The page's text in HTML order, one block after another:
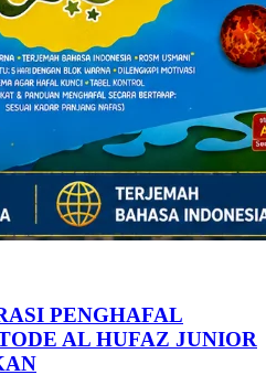
PENGHAFAL
AL HUFAZ JUNIOR